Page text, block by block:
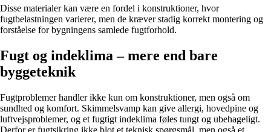
Disse materialer kan være en fordel i konstruktioner, hvor
fugtbelastningen varierer, men de kræver stadig korrekt montering og
forståelse for bygningens samlede fugtforhold.
Fugt og indeklima – mere end bare
byggeteknik
Fugtproblemer handler ikke kun om konstruktioner, men også om
sundhed og komfort. Skimmelsvamp kan give allergi, hovedpine og
luftvejsproblemer, og et fugtigt indeklima føles tungt og ubehageligt.
Derfor er fugtsikring ikke blot et teknisk spørgsmål, men også et